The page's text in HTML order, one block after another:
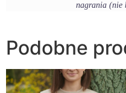
nagrania (nie
Podobne